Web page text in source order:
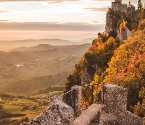
Auslagern von komplexen HR-
INFRASTRUKTUR
Remote Embedded
Nahtlose Integration der HR in
Plattform
Integrierte HR-Kernfunktionen für
WACHSTUMSPHASE
Startups
Agile HR- und Payroll-Lösungen für
Unternehmen
Mittelstand
Maßgeschneiderte HR-Lösungen,
vergrößern
Enterprise
Globale HR für Konzerne und
Honorarzahlungen berechnen
Informationen zu möglichen
Abwicklungsfristen für globale
LERNEN MIT REMOTE
Forschung und Leitfäden
Fallstudien
HR-Glossar
Français
Deutsch
Español
Italiano
Português (Portugal)